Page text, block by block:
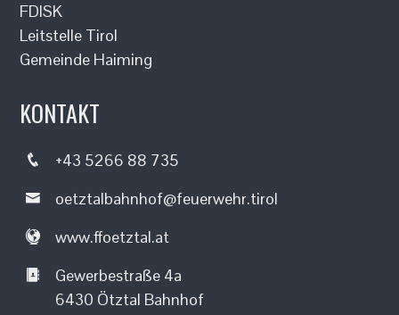
FDISK
Leitstelle Tirol
Gemeinde Haiming
KONTAKT
+43 5266 88 735
oetztalbahnhof@feuerwehr.tirol
www.ffoetztal.at
Gewerbestraße 4a
6430 Ötztal Bahnhof